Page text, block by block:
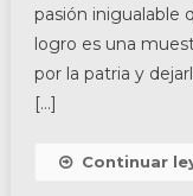
pasión inigualable
logro es una
por la patria y
[…]
Continuar